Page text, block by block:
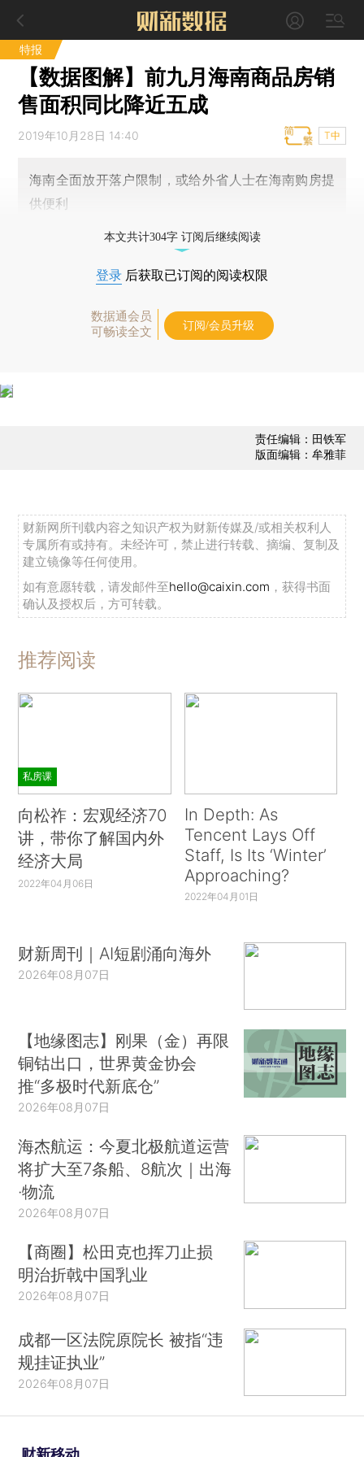
特报
【数据图解】前九月海南商品房销
售面积同比降近五成
2019年10月28日 14:40 T中
海南全面放开落户限制，或给外省人士在海南购房提
供便利
本文共计304字 订阅后继续阅读
登录 后获取已订阅的阅读权限
数据通会员
可畅读全文
订阅/会员升级
责任编辑：田铁军
版面编辑：牟雅菲
财新网所刊载内容之知识产权为财新传媒及/或相关权利人
专属所有或持有。未经许可，禁止进行转载、摘编、复制及
建立镜像等任何使用。
如有意愿转载，请发邮件至hello@caixin.com ，获得书面
确认及授权后，方可转载。
推荐阅读
私房课
向松祚：宏观经济70
讲，带你了解国内外
经济大局
2022年04月06日
In Depth: As
Tencent Lays Off
Staff, Is Its ‘Winter’
Approaching?
2022年04月01日
财新周刊｜AI短剧涌向海外
2026年08月07日
【地缘图志】刚果（金）再限
铜钴出口，世界黄金协会
推“多极时代新底仓”
2026年08月07日
海杰航运：今夏北极航道运营
将扩大至7条船、8航次｜出海
·物流
2026年08月07日
【商圈】松田克也挥刀止损
明治折戟中国乳业
2026年08月07日
成都一区法院原院长 被指“违
规挂证执业”
2026年08月07日